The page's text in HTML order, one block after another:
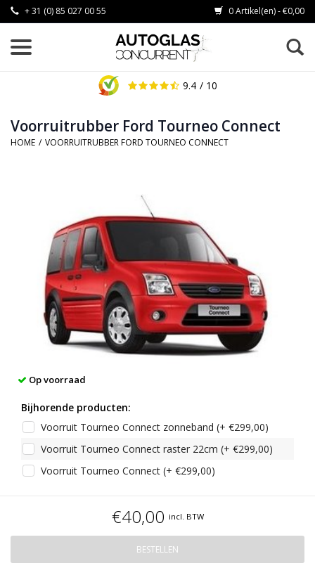
+ 31 (0) 85 027 00 55 0 Artikel(en) - €0,00
9.4 / 10
Voorruitrubber Ford Tourneo Connect
HOME / VOORRUITRUBBER FORD TOURNEO CONNECT
Op voorraad
Bijhorende producten:
Voorruit Tourneo Connect zonneband (+ €299,00)
Voorruit Tourneo Connect raster 22cm (+ €299,00)
Voorruit Tourneo Connect (+ €299,00)
€40,00 incl. BTW
BESTELLEN